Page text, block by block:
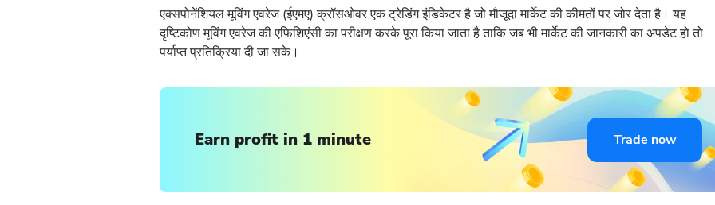
एक्सपोनेंशियल मूविंग एवरेज (ईएमए) क्रॉसओवर एक ट्रेडिंग इंडिकेटर है जो मौजूदा मार्केट की कीमतों पर जोर देता है। यह
दृष्टिकोण मूविंग एवरेज की एफिशिएंसी का परीक्षण करके पूरा किया जाता है ताकि जब भी मार्केट की जानकारी का अपडेट हो तो
पर्याप्त प्रतिक्रिया दी जा सके।
Earn profit in 1 minute Trade now